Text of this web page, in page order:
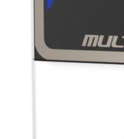
Entreprise